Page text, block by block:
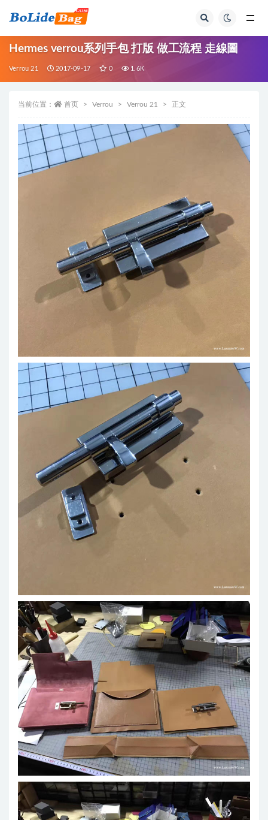
Hermes verrou系列手包 打版 做工流程 走線圖
Verrou 21 2017-09-17 0 1.6K
当前位置： 首页 Verrou Verrou 21 正文